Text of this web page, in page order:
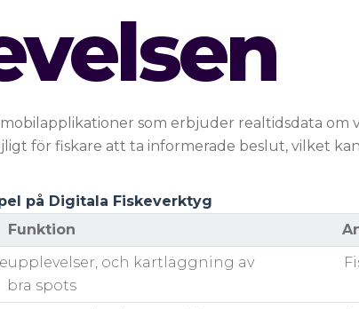
som erbjuder realtidsdata om
för fiskare att ta informerade beslut, vilket
på Digitala Fiskeverktyg
Funktion
och kartläggning av
bra spots